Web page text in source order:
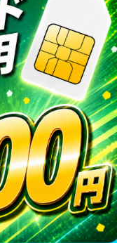
、何卒ご理解の
、下記公式ページ
付しづらい事象
page/
次の記事へ >